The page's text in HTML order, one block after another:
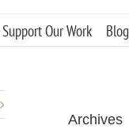
Support Our Work Blog
Archives